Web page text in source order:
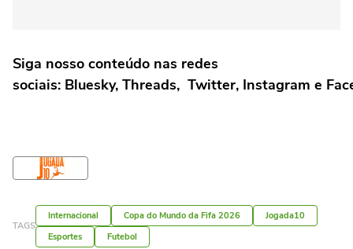
Siga nosso conteúdo nas redes
sociais: Bluesky, Threads, Twitter, Instagram e
TAGS
Internacional Copa do Mundo da Fifa 2026
Jogada10
Esportes
Futebol